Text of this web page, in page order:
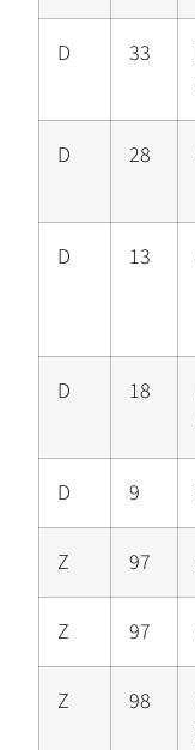
D 33
D 28
D 13
D 18
D 9
Z 97
Z 97
Z 98